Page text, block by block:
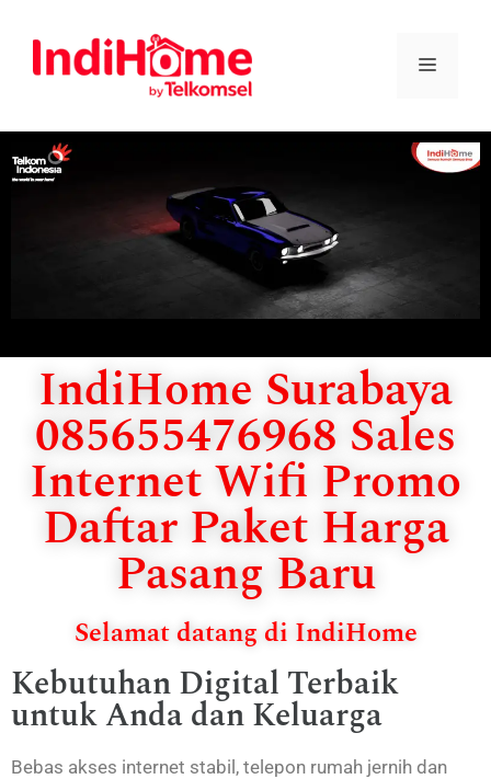
IndiHome Surabaya
085655476968 Sales
Internet Wifi Promo
Daftar Paket Harga
Pasang Baru
Selamat datang di IndiHome
Kebutuhan Digital Terbaik
untuk Anda dan Keluarga
Bebas akses internet stabil, telepon rumah jernih dan